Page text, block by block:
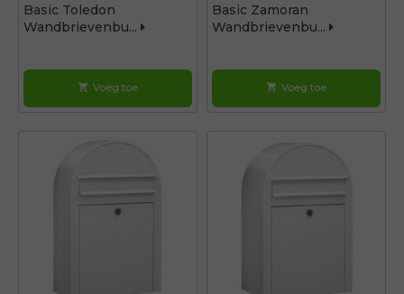
Basic Toledon
Wandbrievenbu...
shopping_cart Voeg toe
Basic Zamoran
Wandbrievenbu...
shopping_cart Voeg toe